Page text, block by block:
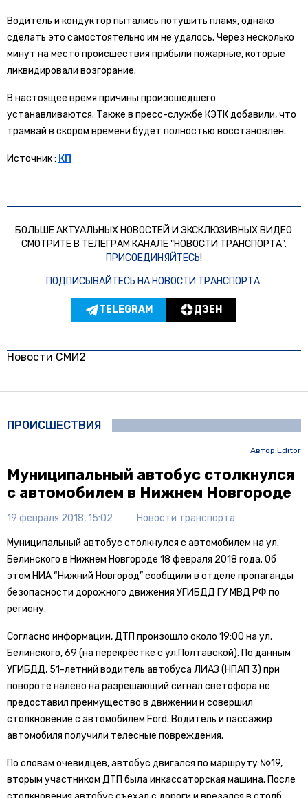
Водитель и кондуктор пытались потушить пламя, однако
сделать это самостоятельно им не удалось. Через несколько
минут на место происшествия прибыли пожарные, которые
ликвидировали возгорание.
В настоящее время причины произошедшего
устанавливаются. Также в пресс-службе КЭТК добавили, что
трамвай в скором времени будет полностью восстановлен.
Источник : КП
БОЛЬШЕ АКТУАЛЬНЫХ НОВОСТЕЙ И ЭКСКЛЮЗИВНЫХ ВИДЕО
СМОТРИТЕ В ТЕЛЕГРАМ КАНАЛЕ "НОВОСТИ ТРАНСПОРТА".
ПРИСОЕДИНЯЙТЕСЬ!
ПОДПИСЫВАЙТЕСЬ НА НОВОСТИ ТРАНСПОРТА:
TELEGRAM ДЗЕН
Новости СМИ2
ПРОИСШЕСТВИЯ
Автор:Editor
Муниципальный автобус столкнулся
с автомобилем в Нижнем Новгороде
19 февраля 2018, 15:02 Новости транспорта
Муниципальный автобус столкнулся с автомобилем на ул.
Белинского в Нижнем Новгороде 18 февраля 2018 года. Об
этом НИА “Нижний Новгород” сообщили в отделе пропаганды
безопасности дорожного движения УГИБДД ГУ МВД РФ по
региону.
Согласно информации, ДТП произошло около 19:00 на ул.
Белинского, 69 (на перекрёстке с ул.Полтавской). По данным
УГИБДД, 51-летний водитель автобуса ЛИАЗ (НПАП 3) при
повороте налево на разрешающий сигнал светофора не
предоставил преимущество в движении и совершил
столкновение с автомобилем Ford. Водитель и пассажир
автомобиля получили телесные повреждения.
По словам очевидцев, автобус двигался по маршруту №19,
вторым участником ДТП была инкассаторская машина. После